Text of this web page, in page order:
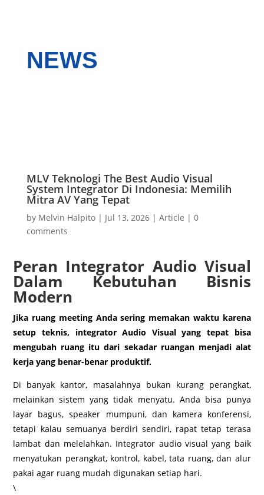
NEWS
MLV Teknologi The Best Audio Visual
System Integrator Di Indonesia: Memilih
Mitra AV Yang Tepat
by Melvin Halpito| Jul 13, 2026| Article | 0
comments
Peran Integrator Audio Visual
Dalam Kebutuhan Bisnis
Modern
Jika ruang meeting Anda sering memakan waktu karena
setup teknis, integrator Audio Visual yang tepat bisa
mengubah ruang itu dari sekadar ruangan menjadi alat
kerja yang benar-benar produktif.
Di banyak kantor, masalahnya bukan kurang perangkat,
melainkan sistem yang tidak menyatu. Anda bisa punya
layar bagus, speaker mumpuni, dan kamera konferensi,
tetapi kalau semuanya berdiri sendiri, rapat tetap terasa
lambat dan melelahkan. Integrator audio visual yang baik
menyatukan perangkat, kontrol, kabel, tata ruang, dan alur
pakai agar ruang mudah digunakan setiap hari.
\